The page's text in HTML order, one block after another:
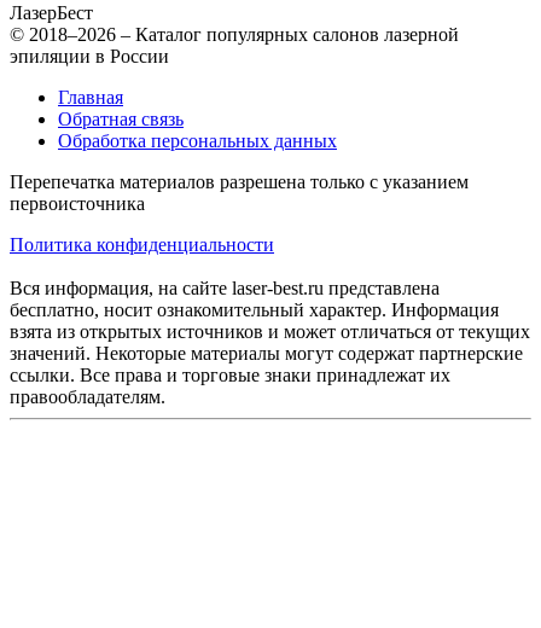
ЛазерБест
© 2018–2026 – Каталог популярных салонов лазерной
эпиляции в России
Главная
Обратная связь
Обработка персональных данных
Перепечатка материалов разрешена только с указанием
первоисточника
Политика конфиденциальности
Вся информация, на сайте laser-best.ru представлена
бесплатно, носит ознакомительный характер. Информация
взята из открытых источников и может отличаться от текущих
значений. Некоторые материалы могут содержат партнерские
ссылки. Все права и торговые знаки принадлежат их
правообладателям.